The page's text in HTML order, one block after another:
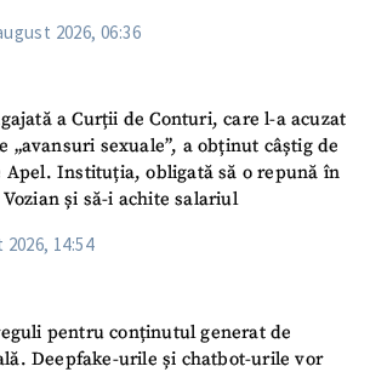
2026, 06:36
a Curții de Conturi, care l-a acuzat
„avansuri sexuale”, a obținut câștig de
Apel. Instituția, obligată să o repună în
și să-i achite salariul
14:54
pentru conținutul generat de
Deepfake-urile și chatbot-urile vor